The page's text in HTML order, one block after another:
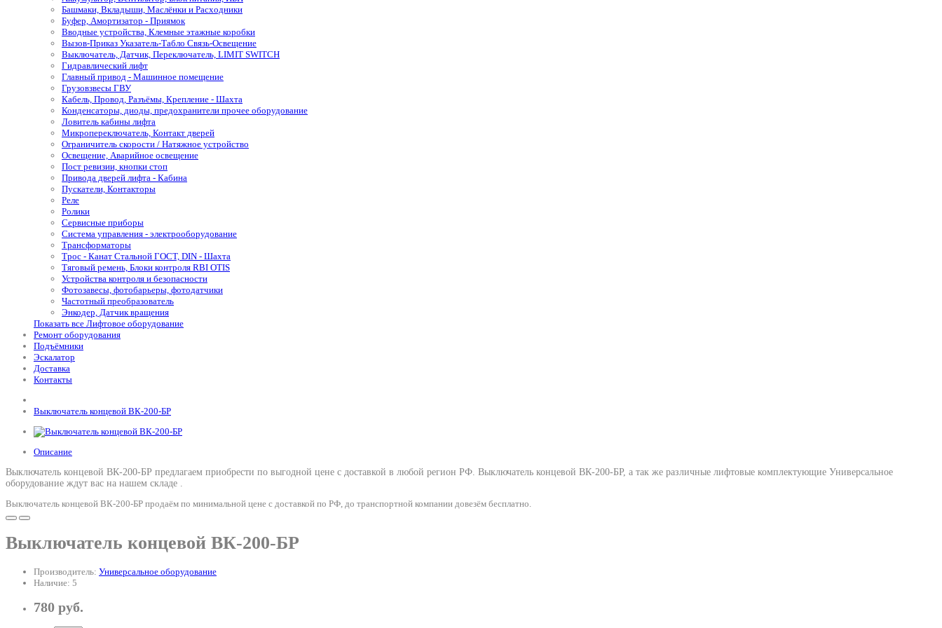
Башмаки, Вкладыши, Маслёнки и Расходники
Буфер, Амортизатор - Приямок
Вводные устройства, Клемные этажные коробки
Вызов-Приказ Указатель-Табло Связь-Освещение
Выключатель, Датчик, Переключатель, LIMIT SWITCH
Гидравлический лифт
Главный привод - Машинное помещение
Грузовзвесы ГВУ
Кабель, Провод, Разъёмы, Крепление - Шахта
Конденсаторы, диоды, предохранители прочее оборудование
Ловитель кабины лифта
Микропереключатель, Контакт дверей
Ограничитель скорости / Натяжное устройство
Освещение, Аварийное освещение
Пост ревизии, кнопки стоп
Привода дверей лифта - Кабина
Пускатели, Контакторы
Реле
Ролики
Сервисные приборы
Система управления - электрооборудование
Трансформаторы
Трос - Канат Стальной ГОСТ, DIN - Шахта
Тяговый ремень, Блоки контроля RBI OTIS
Устройства контроля и безопасности
Фотозавесы, фотобарьеры, фотодатчики
Частотный преобразователь
Энкодер, Датчик вращения
Показать все Лифтовое оборудование
Ремонт оборудования
Подъёмники
Эскалатор
Доставка
Контакты
Выключатель концевой ВК-200-БР
Описание
Выключатель концевой ВК-200-БР предлагаем приобрести по выгодной цене с доставкой в любой регион РФ. Выключатель концевой ВК-200-БР, а так же различные лифтовые комплектующие Универсальное
оборудование ждут вас на нашем складе .
Выключатель концевой ВК-200-БР продаём по минимальной цене с доставкой по РФ, до транспортной компании довезём бесплатно.
Выключатель концевой ВК-200-БР
Производитель: Универсальное оборудование
Наличие: 5
780 руб.